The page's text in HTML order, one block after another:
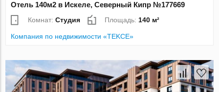
Отель 140м2 в Искеле, Северный Кипр №177669
Комнат:Студия Площадь:140 м²
Компания по недвижимости «TEKCE»